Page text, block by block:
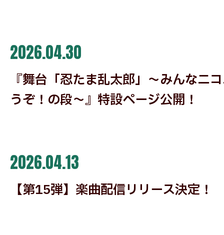
2026.04.30
『舞台「忍たま乱太郎」～みんなニ
うぞ！の段～』特設ページ公開！
2026.04.13
【第15弾】楽曲配信リリース決定！